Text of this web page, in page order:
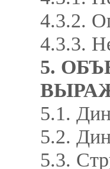
4.3.2.
4.3.3.
5.
5.1.
5.2.
5.3.